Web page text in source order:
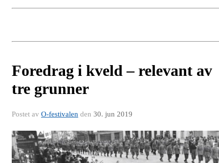
Foredrag i kveld – relevant av
tre grunner
Postet av O-festivalen den 30. jun 2019